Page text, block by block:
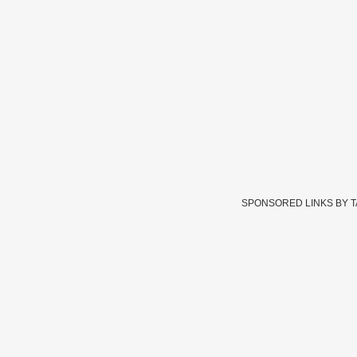
SPONSORED LINKS BY